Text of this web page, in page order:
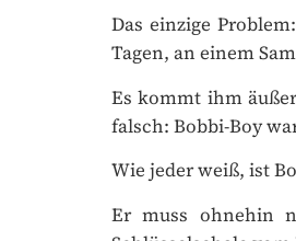
Das einzige
Tagen, an einem
Es kommt ihm
falsch: Bobbi-Boy
Wie jeder weiß, ist
Er muss ohnehin
Schlüsselschale vom